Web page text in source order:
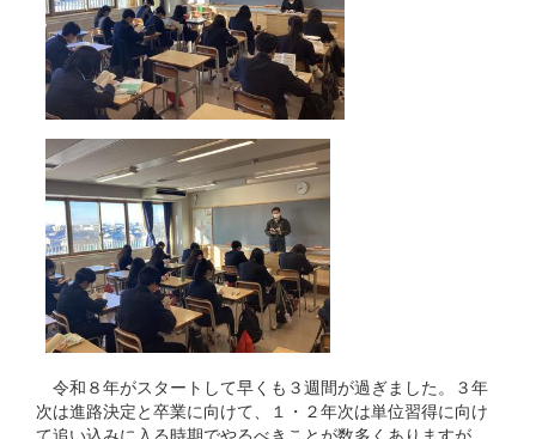
令和８年がスタートして早くも３週間が過ぎました。３年
次は進路決定と卒業に向けて、１・２年次は単位習得に向け
て追い込みに入る時期でやるべきことが数多くありますが、